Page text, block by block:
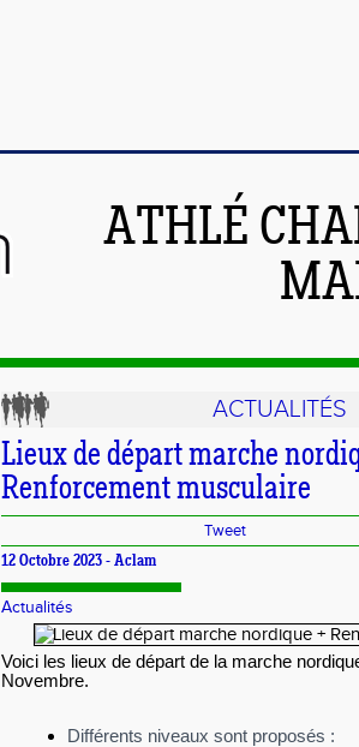
ATHLÉ
ACTUALITÉS
Lieux de départ marche
Renforcement musculaire
Tweet
12 Octobre 2023 - Aclam
Actualités
Voici les lieux de départ de la marche
Différents niveaux sont proposés :